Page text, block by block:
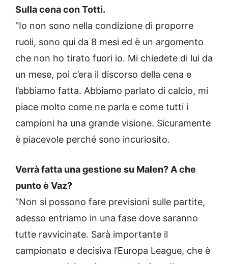
Sulla cena con Totti.
“Io non sono nella condizione di proporre
ruoli, sono qui da 8 mesi ed è un argomento
che non ho tirato fuori io. Mi chiedete di lui da
un mese, poi c’era il discorso della cena e
l’abbiamo fatta. Abbiamo parlato di calcio, mi
piace molto come ne parla e come tutti i
campioni ha una grande visione. Sicuramente
è piacevole perché sono incuriosito.
Verrà fatta una gestione su Malen? A che
punto è Vaz?
“Non si possono fare previsioni sulle partite,
adesso entriamo in una fase dove saranno
tutte ravvicinate. Sarà importante il
campionato e decisiva l’Europa League, che è